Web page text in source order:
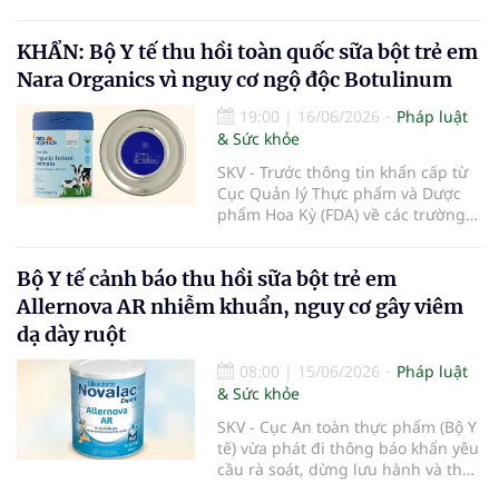
vụ khám bệnh, chữa bệnh khi chưa
được cấp giấy phép hoạt động
theo quy định của pháp luật.
KHẨN: Bộ Y tế thu hồi toàn quốc sữa bột trẻ em
Nara Organics vì nguy cơ ngộ độc Botulinum
19:00 | 16/06/2026
Pháp luật
& Sức khỏe
SKV - Trước thông tin khẩn cấp từ
Cục Quản lý Thực phẩm và Dược
phẩm Hoa Kỳ (FDA) về các trường
toàn thực phẩm (Bộ Y tế) đã liên
tiếp ban hành các công văn hỏa
tốc yêu cầu rà soát, thu hồi triệt để
thuộc thương hiệu Nara Organics
tại thị trường Việt Nam nhằm bảo
vệ tuyệt đối sức khỏe người tiêu
dùng.
Bộ Y tế cảnh báo thu hồi sữa bột trẻ em
Allernova AR nhiễm khuẩn, nguy cơ gây viêm
dạ dày ruột
08:00 | 15/06/2026
Pháp luật
& Sức khỏe
SKV - Cục An toàn thực phẩm (Bộ Y
tế) vừa phát đi thông báo khẩn yêu
cầu rà soát, dừng lưu hành và thu